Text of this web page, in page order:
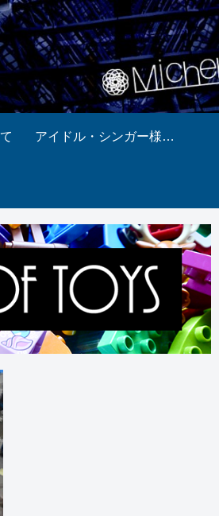
アイドル・シンガー様等対象 お得パック